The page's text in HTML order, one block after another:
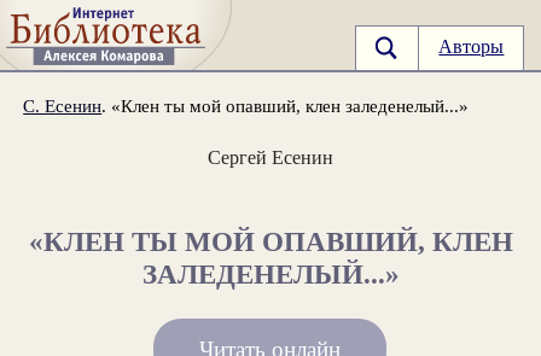
Авторы
С. Есенин. «Клен ты мой опавший, клен заледенелый...»
Сергей Есенин
«КЛЕН ТЫ МОЙ ОПАВШИЙ, КЛЕН
ЗАЛЕДЕНЕЛЫЙ...»
Читать онлайн